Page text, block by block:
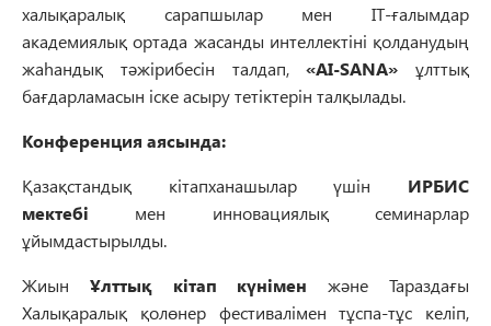
халықаралық сарапшылар мен IT-ғалымдар
академиялық ортада жасанды интеллектіні қолданудың
жаһандық тәжірибесін талдап,«AI-SANA» ұлттық
бағдарламасын іске асыру тетіктерін талқылады.
Конференция аясында:
Қазақстандық кітапханашылар үшін ИРБИС
мектебі мен инновациялық семинарлар
ұйымдастырылды.
Жиын Ұлттық кітап күнімен және Тараздағы
Халықаралық қолөнер фестивалімен тұспа-тұс келіп,